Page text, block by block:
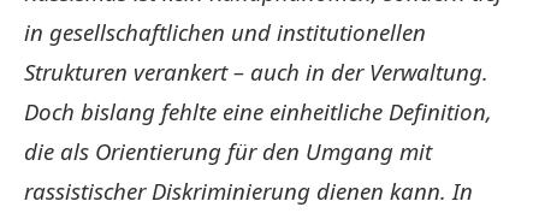
in gesellschaftlichen und institutionellen
Strukturen verankert – auch in der Verwaltung.
Doch bislang fehlte eine einheitliche Definition,
die als Orientierung für den Umgang mit
rassistischer Diskriminierung dienen kann. In